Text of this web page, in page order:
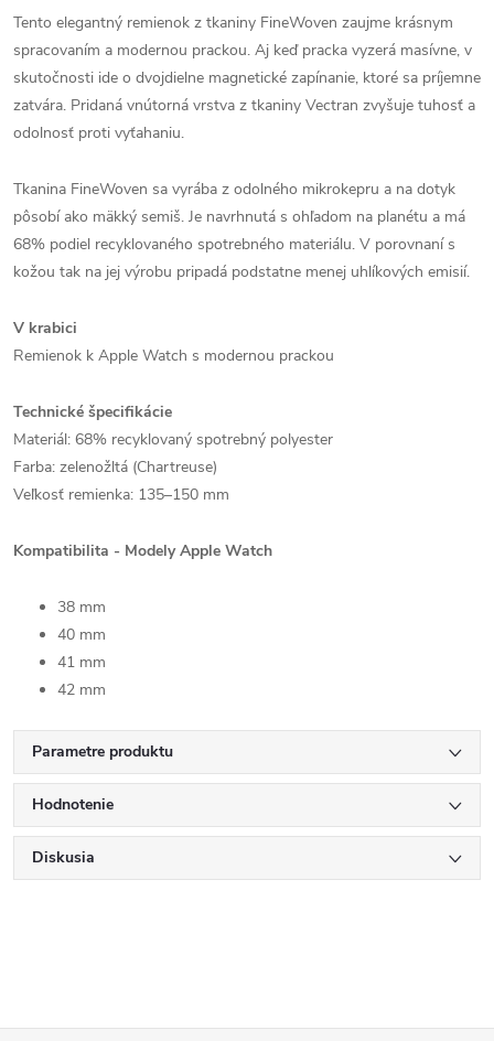
Tento elegantný remienok z tkaniny FineWoven zaujme krásnym
spracovaním a modernou prackou. Aj keď pracka vyzerá masívne, v
skutočnosti ide o dvojdielne magnetické zapínanie, ktoré sa príjemne
zatvára. Pridaná vnútorná vrstva z tkaniny Vectran zvyšuje tuhosť a
odolnosť proti vyťahaniu.
Tkanina FineWoven sa vyrába z odolného mikrokepru a na dotyk
pôsobí ako mäkký semiš. Je navrhnutá s ohľadom na planétu a má
68% podiel recyklovaného spotrebného materiálu. V porovnaní s
kožou tak na jej výrobu pripadá podstatne menej uhlíkových emisií.
V krabici
Remienok k Apple Watch s modernou prackou
Technické špecifikácie
Materiál: 68% recyklovaný spotrebný polyester
Farba: zelenožltá (Chartreuse)
Veľkosť remienka: 135–150 mm
Kompatibilita - Modely Apple Watch
38 mm
40 mm
41 mm
42 mm
Parametre produktu
Hodnotenie
Diskusia